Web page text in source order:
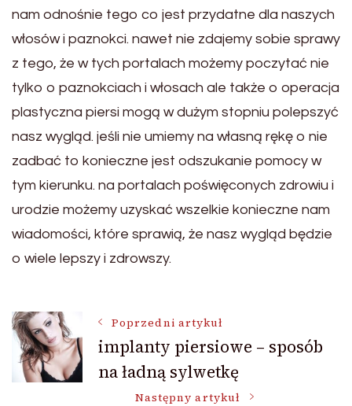
nam odnośnie tego co jest przydatne dla naszych
włosów i paznokci. nawet nie zdajemy sobie sprawy
z tego, że w tych portalach możemy poczytać nie
tylko o paznokciach i włosach ale także o operacja
plastyczna piersi mogą w dużym stopniu polepszyć
nasz wygląd. jeśli nie umiemy na własną rękę o nie
zadbać to konieczne jest odszukanie pomocy w
tym kierunku. na portalach poświęconych zdrowiu i
urodzie możemy uzyskać wszelkie konieczne nam
wiadomości, które sprawią, że nasz wygląd będzie
o wiele lepszy i zdrowszy.
Nawigacja
wpisu
Poprzedni artykuł
implanty piersiowe – sposób
na ładną sylwetkę
Następny artykuł